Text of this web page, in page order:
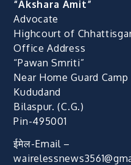
“Akshara Amit”
Advocate
Highcourt of
Office Address
“Pawan Smriti”
Near Home Guard Camp
Kududand
Bilaspur. (C.G.)
Pin-495001
ईमेल-Email –